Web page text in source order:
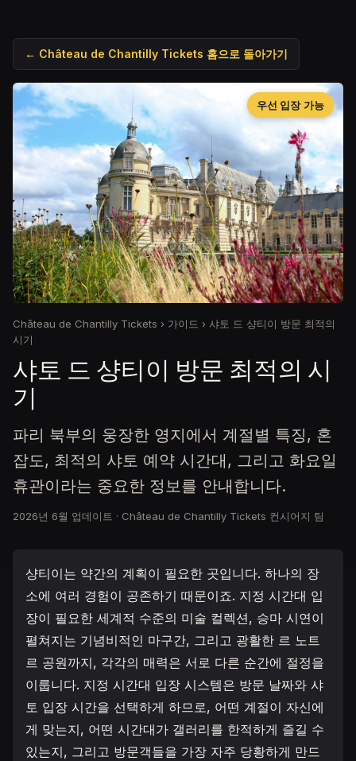
← Château de Chantilly Tickets 홈으로 돌아가기
우선 입장 가능
Château de Chantilly Tickets › 가이드 › 샤토 드 샹티이 방문 최적의
시기
샤토 드 샹티이 방문 최적의 시
기
파리 북부의 웅장한 영지에서 계절별 특징, 혼
잡도, 최적의 샤토 예약 시간대, 그리고 화요일
휴관이라는 중요한 정보를 안내합니다.
2026년 6월 업데이트 · Château de Chantilly Tickets 컨시어지 팀
샹티이는 약간의 계획이 필요한 곳입니다. 하나의 장
소에 여러 경험이 공존하기 때문이죠. 지정 시간대 입
장이 필요한 세계적 수준의 미술 컬렉션, 승마 시연이
펼쳐지는 기념비적인 마구간, 그리고 광활한 르 노트
르 공원까지, 각각의 매력은 서로 다른 순간에 절정을
이룹니다. 지정 시간대 입장 시스템은 방문 날짜와 샤
토 입장 시간을 선택하게 하므로, 어떤 계절이 자신에
게 맞는지, 어떤 시간대가 갤러리를 한적하게 즐길 수
있는지, 그리고 방문객들을 가장 자주 당황하게 만드